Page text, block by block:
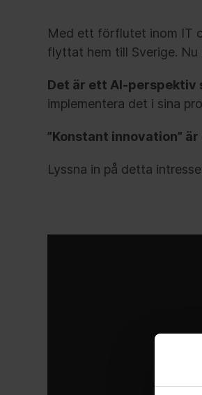
Med ett förflutet inom IT
flyttat hem till Sverige.
Det är ett AI-perspektiv
implementera det i sina
”Konstant innovation”
Lyssna in på detta